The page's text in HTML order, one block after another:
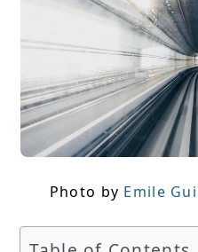
Photo by Emile